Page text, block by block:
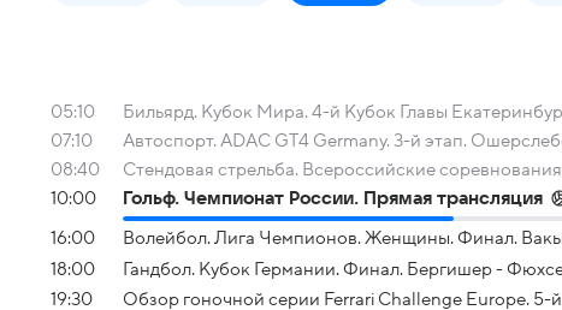
05:10
Бильярд. Кубок Мира. 4-й Кубок Главы
07:10
Автоспорт. ADAC GT4 Germany. 3-й этап.
08:40
Стендовая стрельба. Всероссийские
10:00
Гольф. Чемпионат России. Прямая трансляция
16:00
Волейбол. Лига Чемпионов. Женщины. Финал.
18:00
Гандбол. Кубок Германии. Финал. Бергишер -
19:30
Обзор гоночной серии Ferrari Challenge Europe. 5-